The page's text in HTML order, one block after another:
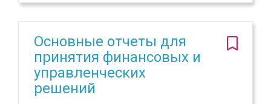
Основные отчеты для
принятия финансовых и
управленческих
решений